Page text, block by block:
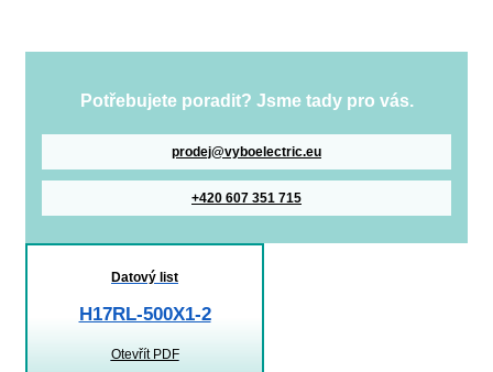
Potřebujete poradit? Jsme tady pro vás.
prodej@vyboelectric.eu
+420 607 351 715
Datový list
H17RL-500X1-2
Otevřít PDF